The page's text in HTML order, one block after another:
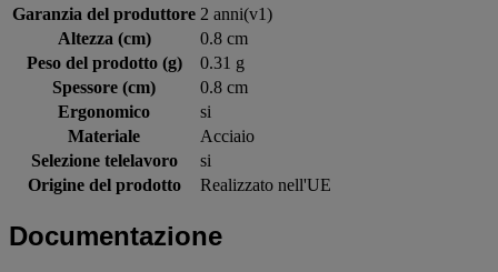
Garanzia del produttore 2 anni(v1)
Altezza (cm)
0.8 cm
Peso del prodotto (g)
0.31 g
Spessore (cm)
0.8 cm
Ergonomico
si
Materiale
Acciaio
Selezione telelavoro
si
Origine del prodotto
Realizzato nell'UE
Documentazione